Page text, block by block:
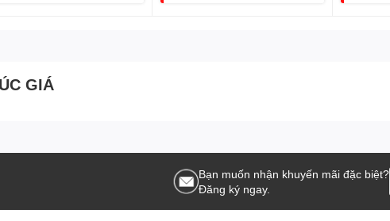
GIÁ
Bạn muốn nhận khuyến mãi đặc biệt?
Đăng ký ngay.